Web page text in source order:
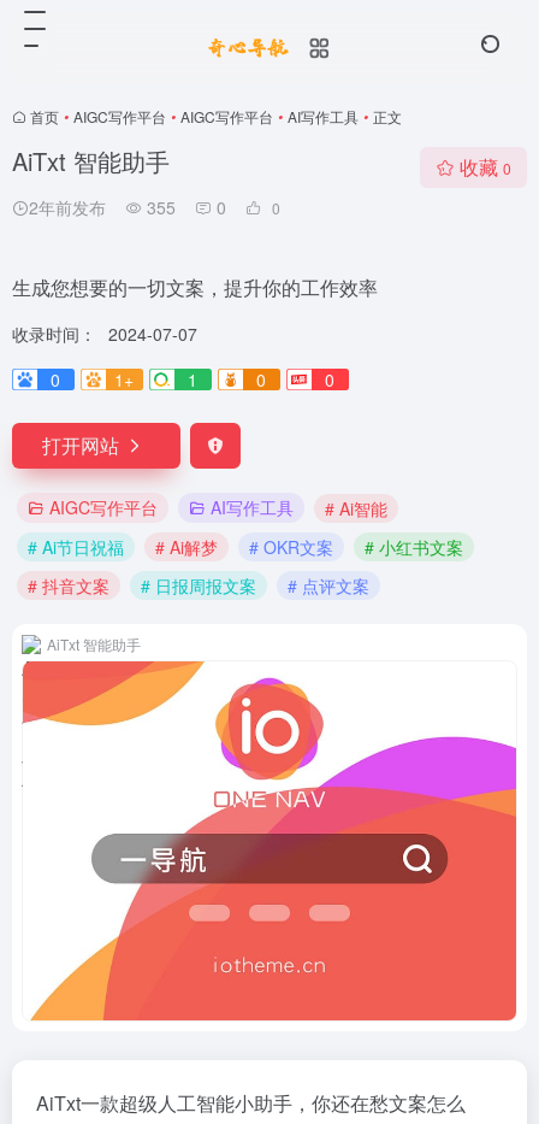
首页 • AIGC写作平台 • AIGC写作平台 • AI写作工具 • 正文
AiTxt 智能助手
2年前发布 355 0 0
收藏 0
生成您想要的一切文案，提升你的工作效率
收录时间：
2024-07-07
0
1+ 1 0 0
打开网站
AIGC写作平台 AI写作工具
# Ai智能
# Ai节日祝福
# Ai解梦 # OKR文案
# 小红书文案
# 抖音文案
# 日报周报文案 # 点评文案
AiTxt 智能助手
AiTxt一款超级人工智能小助手，你还在愁文案怎么